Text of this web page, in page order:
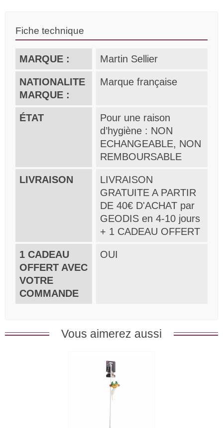
Fiche technique
MARQUE : Martin Sellier
NATIONALITE
MARQUE :
Marque française
ÉTAT
Pour une raison
d’hygiène : NON
ECHANGEABLE, NON
REMBOURSABLE
LIVRAISON
LIVRAISON
GRATUITE A PARTIR
DE 40€ D'ACHAT par
GEODIS en 4-10 jours
+ 1 CADEAU OFFERT
1 CADEAU
OFFERT AVEC
VOTRE
COMMANDE
OUI
Vous aimerez aussi